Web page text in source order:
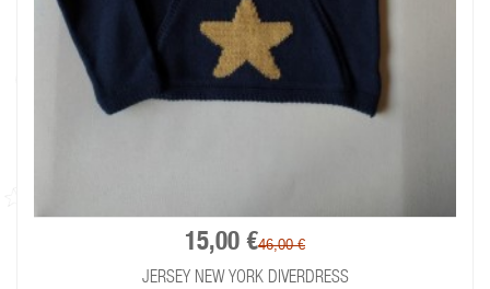
15,00 €46,00 €
JERSEY NEW YORK DIVERDRESS